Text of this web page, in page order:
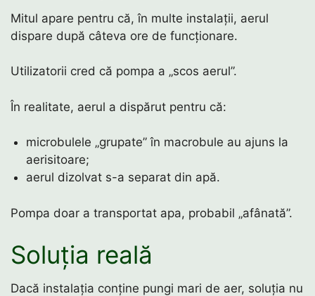
Mitul apare pentru că, în multe instalații, aerul
dispare după câteva ore de funcționare.
Utilizatorii cred că pompa a „scos aerul”.
În realitate, aerul a dispărut pentru că:
microbulele „grupate” în macrobule au ajuns la
aerisitoare;
aerul dizolvat s-a separat din apă.
Pompa doar a transportat apa, probabil „afânată”.
Soluția reală
Dacă instalația conține pungi mari de aer, soluția nu